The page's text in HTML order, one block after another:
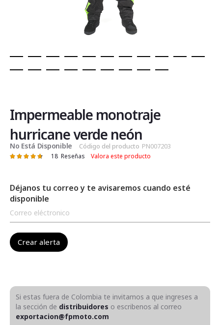
de
la
galería
de
imágenes
Impermeable monotraje
hurricane verde neón
No Está Disponible Código del producto PN007203
Valoración: 18 Reseñas Valora este producto
Déjanos tu correo y te avisaremos cuando esté
disponible
Si estas fuera de Colombia te invitamos a que ingreses a
la sección de distribuidores o escribenos al correo
exportacion@fpmoto.com